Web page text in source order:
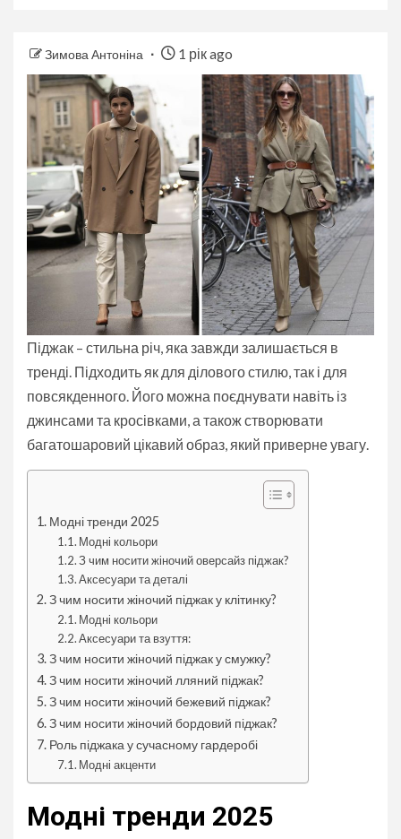
Зимова Антоніна 1 рік ago
Піджак – стильна річ, яка завжди залишається в
тренді. Підходить як для ділового стилю, так і для
повсякденного. Його можна поєднувати навіть із
джинсами та кросівками, а також створювати
багатошаровий цікавий образ, який приверне увагу.
Модні тренди 2025
Модні кольори
З чим носити жіночий оверсайз піджак?
Аксесуари та деталі
З чим носити жіночий піджак у клітинку?
Модні кольори
Аксесуари та взуття:
З чим носити жіночий піджак у смужку?
З чим носити жіночий лляний піджак?
З чим носити жіночий бежевий піджак?
З чим носити жіночий бордовий піджак?
Роль піджака у сучасному гардеробі
Модні акценти
Модні тренди 2025